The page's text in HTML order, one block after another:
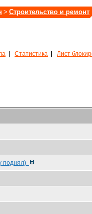
> Строительство и ремонт
Статистика Лист
поднял)